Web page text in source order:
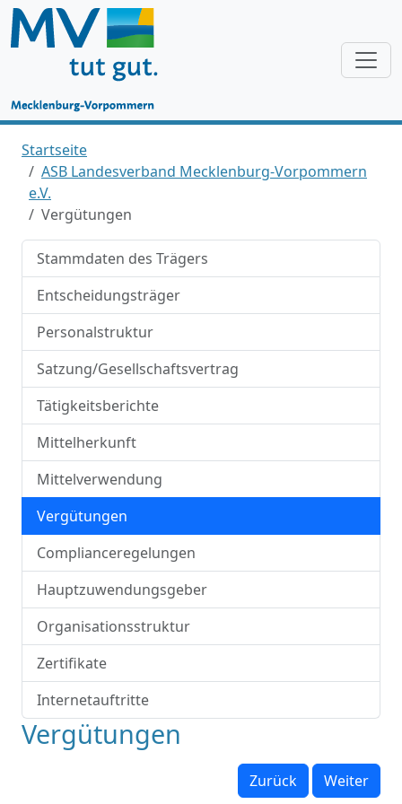
Startseite
ASB Landesverband Mecklenburg-Vorpommern
e.V.
Vergütungen
Stammdaten des Trägers
Entscheidungsträger
Personalstruktur
Satzung/Gesellschaftsvertrag
Tätigkeitsberichte
Mittelherkunft
Mittelverwendung
Vergütungen
Complianceregelungen
Hauptzuwendungsgeber
Organisationsstruktur
Zertifikate
Internetauftritte
Vergütungen
Zurück Weiter